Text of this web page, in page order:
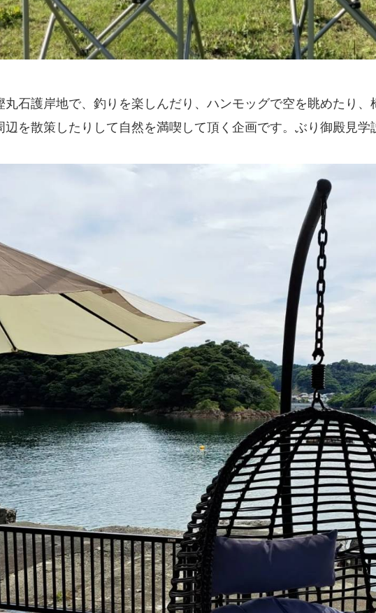
丸石護岸地で、釣りを楽しんだり、ハンモッグで空を眺めたり
を散策したりして自然を満喫して頂く企画です。ぶり御殿見学